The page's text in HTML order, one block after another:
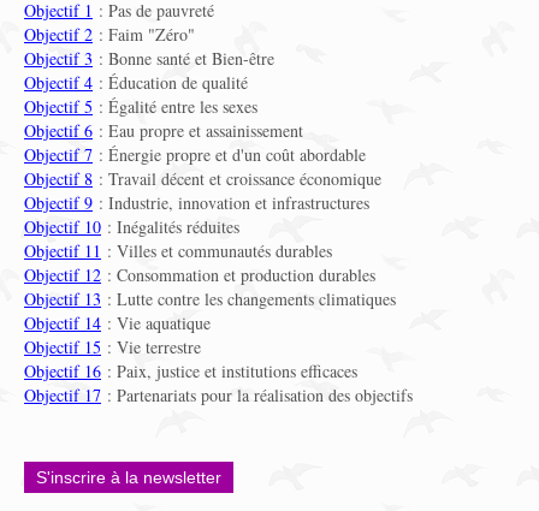
Objectif 1 : Pas de pauvreté
Objectif 2 : Faim "Zéro"
Objectif 3 : Bonne santé et Bien-être
Objectif 4 : Éducation de qualité
Objectif 5 : Égalité entre les sexes
Objectif 6 : Eau propre et assainissement
Objectif 7 : Énergie propre et d'un coût abordable
Objectif 8 : Travail décent et croissance économique
Objectif 9 : Industrie, innovation et infrastructures
Objectif 10 : Inégalités réduites
Objectif 11 : Villes et communautés durables
Objectif 12 : Consommation et production durables
Objectif 13 : Lutte contre les changements climatiques
Objectif 14 : Vie aquatique
Objectif 15 : Vie terrestre
Objectif 16 : Paix, justice et institutions efficaces
Objectif 17 : Partenariats pour la réalisation des objectifs
S'inscrire à la newsletter